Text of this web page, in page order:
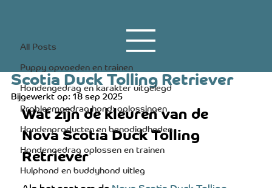
All Posts
Puppy opvoeden en trainen
Hondengedrag en karakter uitgelegd
Probleemgedrag hond: oplossingen
Hondenproducten en benodigdheden
Hondengedrag oplossen en trainen
Hulphond en buddyhond uitleg
Wat zijn de kleuren van de Nova
Scotia Duck Tolling Retriever
3 minuten om te lezen
Bijgewerkt op:18 sep 2025
Wat zijn de kleuren van de
Nova Scotia Duck Tolling
Retriever